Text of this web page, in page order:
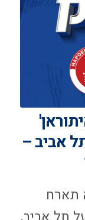
אביב –
תארח